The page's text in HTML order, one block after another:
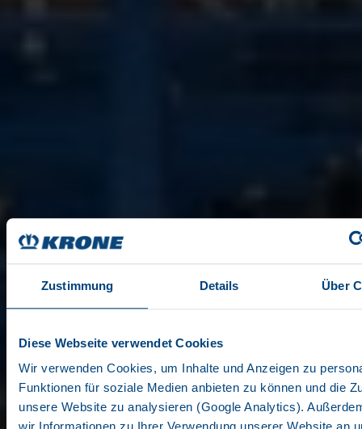
Zustimmung Details Über
Diese Webseite verwendet Cookies
Wir verwenden Cookies, um Inhalte und Anzeigen zu
Funktionen für soziale Medien anbieten zu können und die
unsere Website zu analysieren (Google Analytics).